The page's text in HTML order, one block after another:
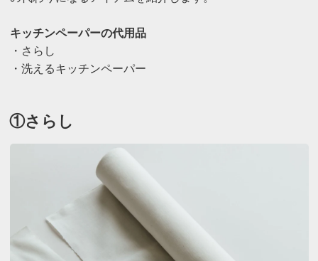
キッチンペーパーの代用品
・さらし
・洗えるキッチンペーパー
①さらし